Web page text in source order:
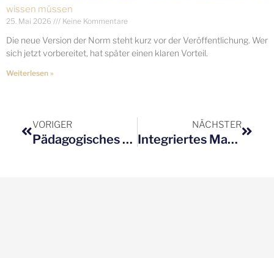
wissen müssen
25. Mai 2026 Keine Kommentare
Die neue Version der Norm steht kurz vor der Veröffentlichung. Wer
sich jetzt vorbereitet, hat später einen klaren Vorteil.
Weiterlesen »
VORIGER
Pädagogisches Personal
NÄCHSTER
Integriertes Managementsystem